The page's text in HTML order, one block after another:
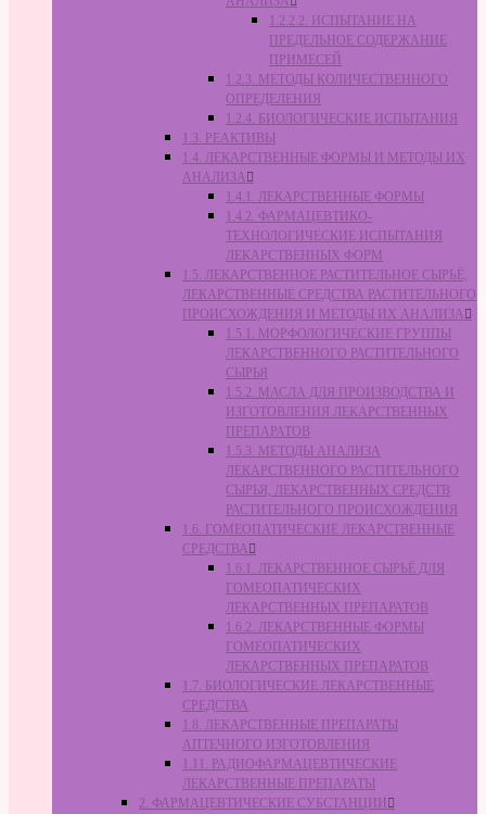
1.2.2.2. ИСПЫТАНИЕ НА
ПРЕДЕЛЬНОЕ СОДЕРЖАНИЕ
ПРИМЕСЕЙ
1.2.3. МЕТОДЫ КОЛИЧЕСТВЕННОГО
ОПРЕДЕЛЕНИЯ
1.2.4. БИОЛОГИЧЕСКИЕ ИСПЫТАНИЯ
1.3. РЕАКТИВЫ
1.4. ЛЕКАРСТВЕННЫЕ ФОРМЫ И МЕТОДЫ ИХ
АНАЛИЗА
1.4.1. ЛЕКАРСТВЕННЫЕ ФОРМЫ
1.4.2. ФАРМАЦЕВТИКО-
ТЕХНОЛОГИЧЕСКИЕ ИСПЫТАНИЯ
ЛЕКАРСТВЕННЫХ ФОРМ
1.5. ЛЕКАРСТВЕННОЕ РАСТИТЕЛЬНОЕ СЫРЬЁ,
ЛЕКАРСТВЕННЫЕ СРЕДСТВА РАСТИТЕЛЬНОГО
ПРОИСХОЖДЕНИЯ И МЕТОДЫ ИХ АНАЛИЗА
1.5.1. МОРФОЛОГИЧЕСКИЕ ГРУППЫ
ЛЕКАРСТВЕННОГО РАСТИТЕЛЬНОГО
СЫРЬЯ
1.5.2. МАСЛА ДЛЯ ПРОИЗВОДСТВА И
ИЗГОТОВЛЕНИЯ ЛЕКАРСТВЕННЫХ
ПРЕПАРАТОВ
1.5.3. МЕТОДЫ АНАЛИЗА
ЛЕКАРСТВЕННОГО РАСТИТЕЛЬНОГО
СЫРЬЯ, ЛЕКАРСТВЕННЫХ СРЕДСТВ
РАСТИТЕЛЬНОГО ПРОИСХОЖДЕНИЯ
1.6. ГОМЕОПАТИЧЕСКИЕ ЛЕКАРСТВЕННЫЕ
СРЕДСТВА
1.6.1. ЛЕКАРСТВЕННОЕ СЫРЬЁ ДЛЯ
ГОМЕОПАТИЧЕСКИХ
ЛЕКАРСТВЕННЫХ ПРЕПАРАТОВ
1.6.2. ЛЕКАРСТВЕННЫЕ ФОРМЫ
ГОМЕОПАТИЧЕСКИХ
ЛЕКАРСТВЕННЫХ ПРЕПАРАТОВ
1.7. БИОЛОГИЧЕСКИЕ ЛЕКАРСТВЕННЫЕ
СРЕДСТВА
1.8. ЛЕКАРСТВЕННЫЕ ПРЕПАРАТЫ
АПТЕЧНОГО ИЗГОТОВЛЕНИЯ
1.11. РАДИОФАРМАЦЕВТИЧЕСКИЕ
ЛЕКАРСТВЕННЫЕ ПРЕПАРАТЫ
2. ФАРМАЦЕВТИЧЕСКИЕ СУБСТАНЦИИ